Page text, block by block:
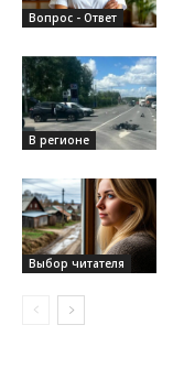
Вопрос - Ответ
В регионе
Выбор читателя